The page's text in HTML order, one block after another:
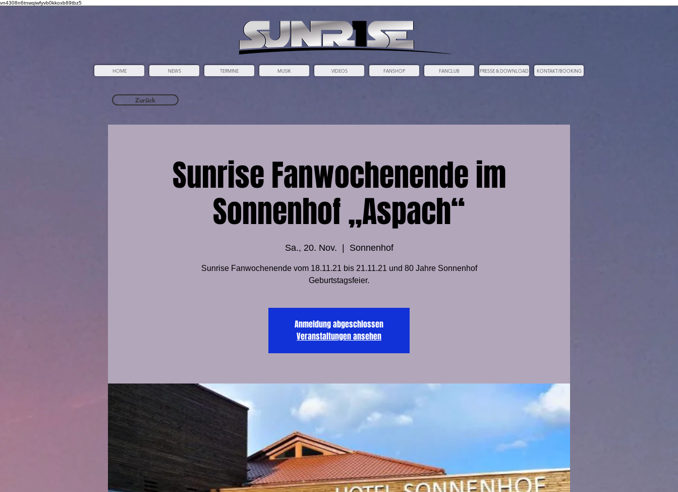
vn4308n6tnwqiwfyvb0kkoxb89tbz5
HOME NEWS TERMINE MUSIK VIDEOS FANSHOP FANCLUB PRESSE & DOWNLOAD KONTAKT/BOOKING
Zurück
Sunrise Fanwochenende im
Sonnenhof „Aspach“
Sa., 20. Nov. Sonnenhof
Sunrise Fanwochenende vom 18.11.21 bis 21.11.21 und 80 Jahre Sonnenhof
Geburtstagsfeier.
Anmeldung abgeschlossen
Veranstaltungen ansehen